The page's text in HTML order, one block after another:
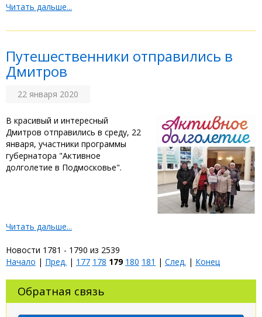
Читать дальше...
Путешественники отправились в
Дмитров
22 января 2020
В красивый и интересный
Дмитров отправились в среду, 22
января, участники программы
губернатора "Активное
долголетие в Подмосковье".
Читать дальше...
Новости 1781 - 1790 из 2539
Начало | Пред. | 177 178 179 180 181 | След. | Конец
Обратная связь